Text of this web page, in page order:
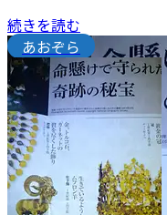
続きを読む
あおぞら